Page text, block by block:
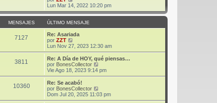
m
e
n
s
a
t
m
m
s
j
e
e
r
ú
l
t
i
o
m
e
n
s
j
e
Lun Mar 14, 2022 10:20 pm
MENSAJES ÚLTIMO MENSAJE
7127
Re: Asariada
por ZZT
e
r
ú
l
t
m
o
m
e
Lun Nov 27, 2023 12:30 am
3811
Re: A Día de HOY, qué piensas…
por BonesCollector
e
r
t
Vie Ago 18, 2023 9:14 pm
10360
Re: Se acabó!
por BonesCollector
e
r
Dom Jul 20, 2025 11:03 pm